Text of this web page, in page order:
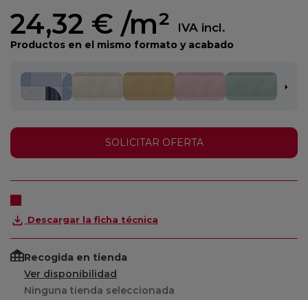
24,32 € /m² IVA incl.
Productos en el mismo formato y acabado
SOLICITAR OFERTA
Descargar la ficha técnica
Recogida en tienda
Ver disponibilidad
Ninguna tienda seleccionada